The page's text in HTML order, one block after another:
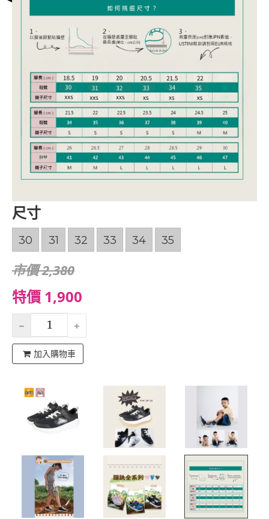
尺寸
30 31 32 33 34 35
市價 2,380
特價 1,900
加入購物車